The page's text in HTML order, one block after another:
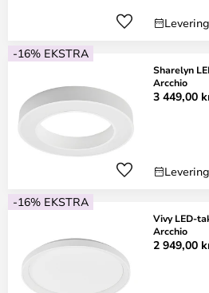
-16% EKSTRA
Sharelyn
Arcchio
3 449,00
-16% EKSTRA
Vivy LED-
Arcchio
2 949,00